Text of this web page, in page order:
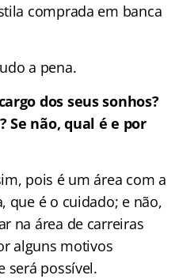
comprada em banca
a pena.
dos seus sonhos?
Se não, qual é e por
pois é um área com a
que é o cuidado; e não,
na área de carreiras
alguns motivos
será possível.